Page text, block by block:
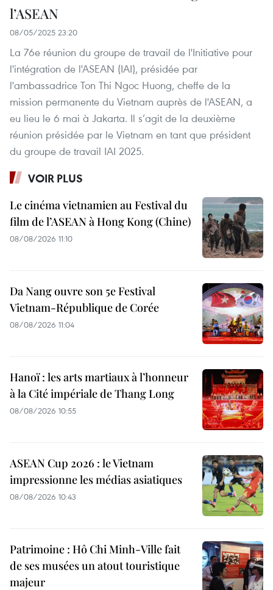
l’ASEAN
08/05/2025 23:20
La 76e réunion du groupe de travail de l'Initiative pour
l'intégration de l'ASEAN (IAI), présidée par
l'ambassadrice Ton Thi Ngoc Huong, cheffe de la
mission permanente du Vietnam auprès de l'ASEAN, a
eu lieu le 6 mai à Jakarta. Il s’agit de la deuxième
réunion présidée par le Vietnam en tant que président
du groupe de travail IAI 2025.
VOIR PLUS
Le cinéma vietnamien au Festival du
film de l’ASEAN à Hong Kong (Chine)
08/08/2026 11:10
Da Nang ouvre son 5e Festival
Vietnam-République de Corée
08/08/2026 11:04
Hanoï : les arts martiaux à l’honneur
à la Cité impériale de Thang Long
08/08/2026 10:55
ASEAN Cup 2026 : le Vietnam
impressionne les médias asiatiques
08/08/2026 10:43
Patrimoine : Hô Chi Minh-Ville fait
de ses musées un atout touristique
majeur